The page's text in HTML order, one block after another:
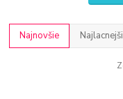
Najnovšie